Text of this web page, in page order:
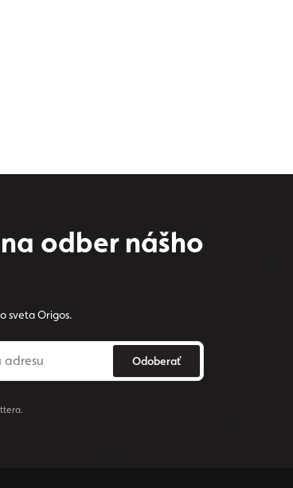
odber nášho
sveta Origos.
Odoberať